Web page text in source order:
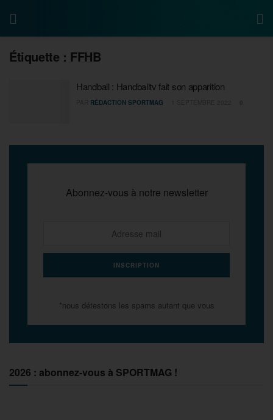
Étiquette : FFHB
Handball : Handballtv fait son apparition
RÉDACTION SPORTMAG
Abonnez-vous à notre newsletter
*nous détestons les spams autant que vous
2026 : abonnez-vous à SPORTMAG !